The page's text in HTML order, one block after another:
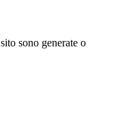
sono generate o